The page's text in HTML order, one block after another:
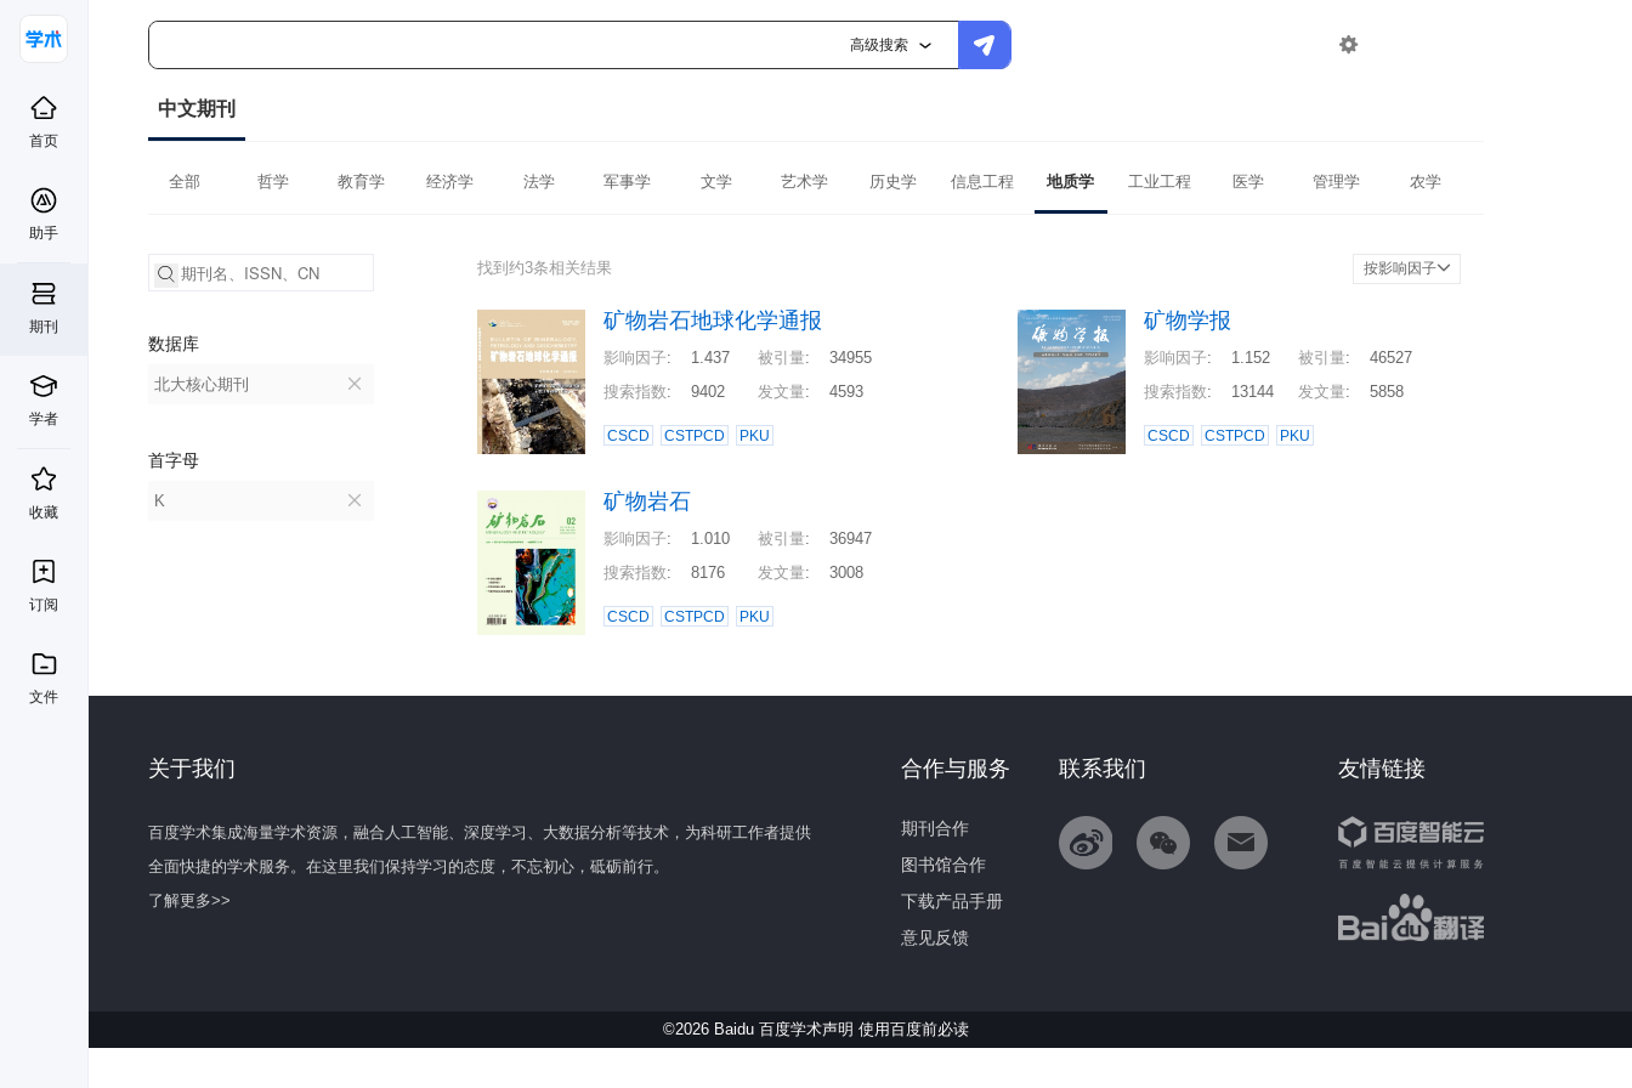
高级搜索 
首页
助手
期刊
学者
收藏
订阅
文件
中文期刊
全部 哲学 教育学 经济学 法学 军事学 文学 艺术学 历史学 信息工程 地质学 工业工程 医学 管理学 农学
数据库
北大核心期刊
首字母
K
找到约3条相关结果 按影响因子
矿物岩石地球化学通报
影响因子: 1.437 被引量:
34955
搜索指数: 9402 发文量: 4593
CSCD CSTPCD PKU
矿物学报
影响因子: 1.152 被引量:
46527
搜索指数: 13144 发文量: 5858
CSCD CSTPCD PKU
矿物岩石
影响因子: 1.010 被引量:
36947
搜索指数: 8176 发文量: 3008
CSCD CSTPCD PKU
关于我们
百度学术集成海量学术资源，融合人工智能、深度学习、大数据分析等技术，为科研工作者提供
全面快捷的学术服务。在这里我们保持学习的态度，不忘初心，砥砺前行。
了解更多>>
友情链接
联系我们
合作与服务
期刊合作
图书馆合作
下载产品手册
意见反馈
©2026 Baidu 百度学术声明 使用百度前必读